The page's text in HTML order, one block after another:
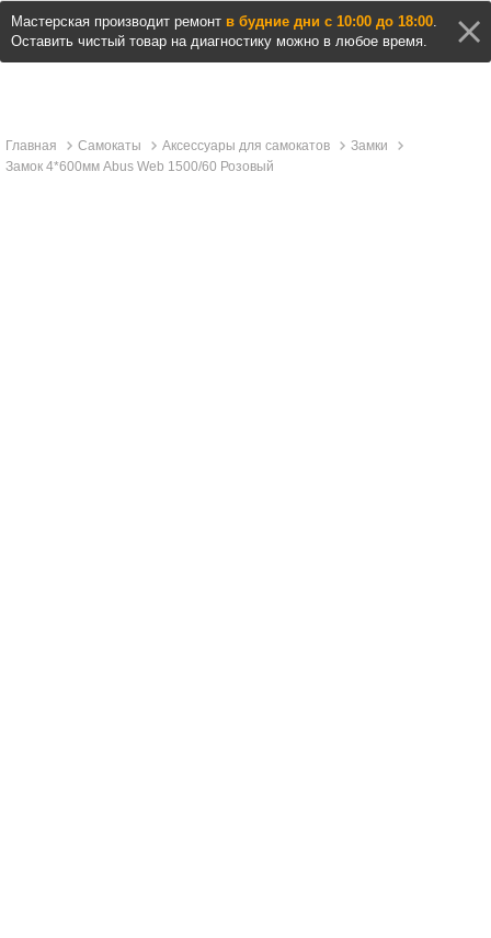
Мастерская производит ремонт в будние дни с 10:00 до 18:00.
Оставить чистый товар на диагностику можно в любое время.
Главная Самокаты Аксессуары для самокатов
Замки
Замок 4*600мм Abus Web 1500/60 Розовый